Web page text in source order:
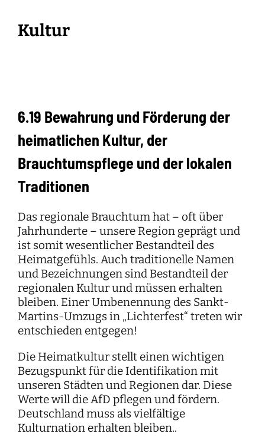
Kultur
6.19 Bewahrung und Förderung der
heimatlichen Kultur, der
Brauchtumspflege und der lokalen
Traditionen
Das regionale Brauchtum hat – oft über
Jahrhunderte – unsere Region geprägt und
ist somit wesentlicher Bestandteil des
Heimatgefühls. Auch traditionelle Namen
und Bezeichnungen sind Bestandteil der
regionalen Kultur und müssen erhalten
bleiben. Einer Umbenennung des Sankt-
Martins-Umzugs in „Lichterfest“ treten wir
entschieden entgegen!
Die Heimatkultur stellt einen wichtigen
Bezugspunkt für die Identifikation mit
unseren Städten und Regionen dar. Diese
Werte will die AfD pflegen und fördern.
Deutschland muss als vielfältige
Kulturnation erhalten bleiben..